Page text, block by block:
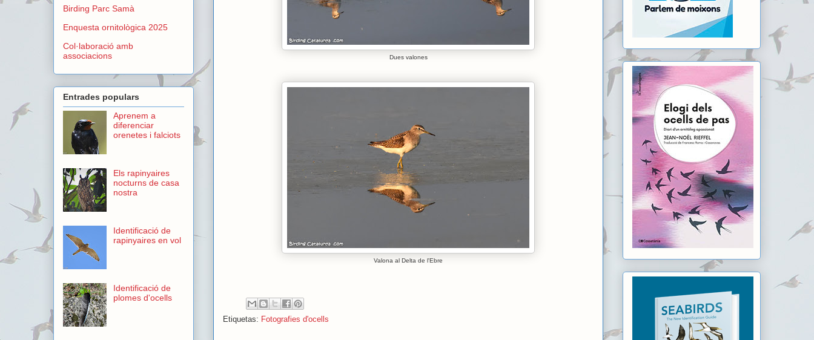
Dues valones
Valona al Delta de l'Ebre
Etiquetas: Fotografies d'ocells
Birding Parc Samà
Enquesta ornitològica 2025
Col·laboració amb
associacions
Entrades populars
Aprenem a
diferenciar
orenetes i falciots
Els rapinyaires
nocturns de casa
nostra
Identificació de
rapinyaires en vol
Identificació de
plomes d'ocells